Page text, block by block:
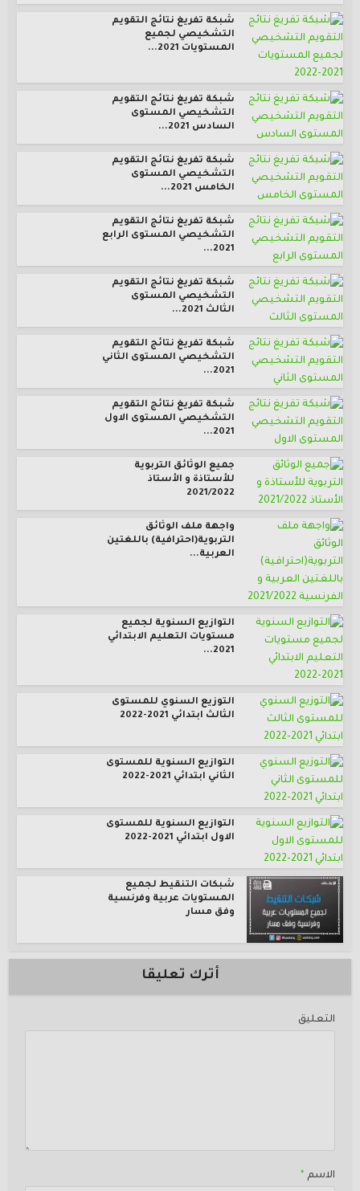
شبكة تفريغ نتائج التقويم
التشخيصي لجميع
المستويات 2021...
شبكة تفريغ نتائج التقويم
التشخيصي المستوى
السادس 2021...
شبكة تفريغ نتائج التقويم
التشخيصي المستوى
الخامس 2021...
شبكة تفريغ نتائج التقويم
التشخيصي المستوى الرابع
2021...
شبكة تفريغ نتائج التقويم
التشخيصي المستوى
الثالث 2021...
شبكة تفريغ نتائج التقويم
التشخيصي المستوى الثاني
2021...
شبكة تفريغ نتائج التقويم
التشخيصي المستوى الاول
2021...
جميع الوثائق التربوية
للأستاذة و الأستاذ
2021/2022
واجهة ملف الوثائق
التربوية(احترافية) باللغتين
العربية...
التوازيع السنوية لجميع
مستويات التعليم الابتدائي
2021...
التوزيع السنوي للمستوى
الثالث ابتدائي 2021-2022
التوازيع السنوية للمستوى
الثاني ابتدائي 2021-2022
التوازيع السنوية للمستوى
الاول ابتدائي 2021-2022
شبكات التنقيط لجميع
المستويات عربية وفرنسية
وفق مسار
أترك تعليقا
التعليق
الاسم *